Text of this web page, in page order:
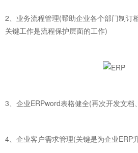
2、业务流程管理(帮助企业各个部门制订
关键工作是流程保护层面的工作)
3、企业ERPword表格健全(再次开发文档
4、企业客户需求管理(关键是为企业ERP